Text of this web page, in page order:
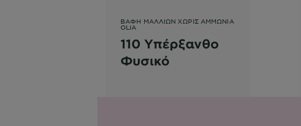
ΒΑΦΉ ΜΑΛΛΙΏΝ ΧΩΡΊΣ ΑΜΜΩΝΊΑ
OLIA
110 Υπέρξανθο
Φυσικό